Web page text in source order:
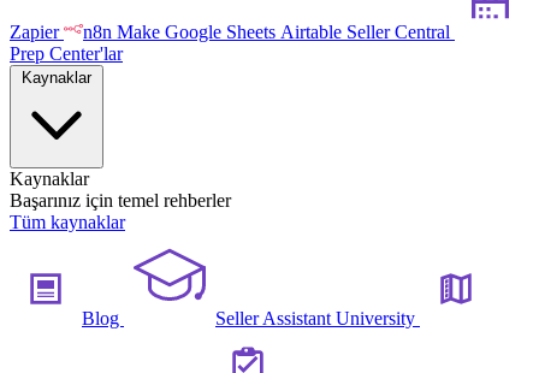
Zapier n8n Make Google Sheets Airtable Seller Central
Prep Center'lar
Kaynaklar
Kaynaklar
Başarınız için temel rehberler
Tüm kaynaklar
Blog Seller Assistant University